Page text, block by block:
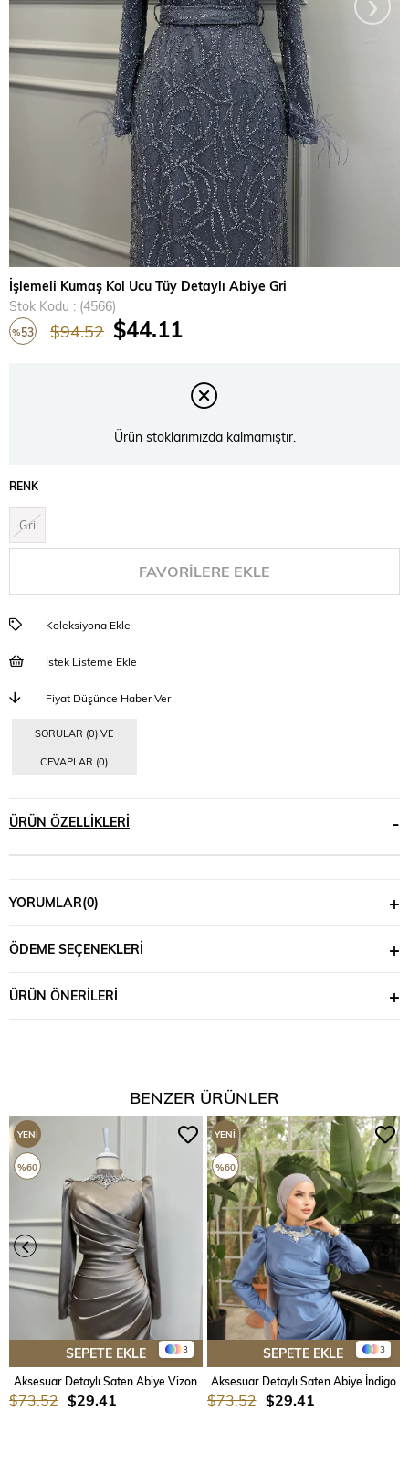
İşlemeli Kumaş Kol Ucu Tüy Detaylı Abiye Gri
Stok Kodu
(4566)
%53 $94.52 $44.11
Ürün stoklarımızda kalmamıştır.
RENK
Gri
FAVORILERE EKLE
Koleksiyona Ekle
İstek Listeme Ekle
Fiyat Düşünce Haber Ver
SORULAR (0) VE
CEVAPLAR (0)
ÜRÜN ÖZELLIKLERI
YORUMLAR(0)
ÖDEME SEÇENEKLERI
ÜRÜN ÖNERILERI
BENZER ÜRÜNLER
3
SEPETE EKLE
Aksesuar Detaylı Saten Abiye Vizon
$29.41
$73.52
YENI
ÜRÜN
%60
3
SEPETE EKLE
Aksesuar Detaylı Saten Abiye İndigo
$29.41
$73.52
YENI
ÜRÜN
%60